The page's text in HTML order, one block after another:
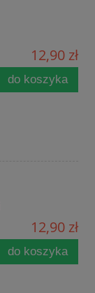
12,90 zł
do koszyka
12,90 zł
do koszyka